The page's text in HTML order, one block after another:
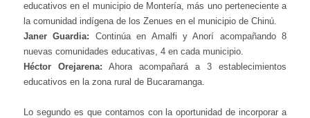
educativos en el municipio de Montería, más uno perteneciente a
la comunidad indígena de los Zenues en el municipio de Chinú.
Janer Guardia: Continúa en Amalfi y Anorí acompañando 8
nuevas comunidades educativas, 4 en cada municipio.
Héctor Orejarena: Ahora acompañará a 3 establecimientos
educativos en la zona rural de Bucaramanga.
Lo segundo es que contamos con la oportunidad de incorporar a